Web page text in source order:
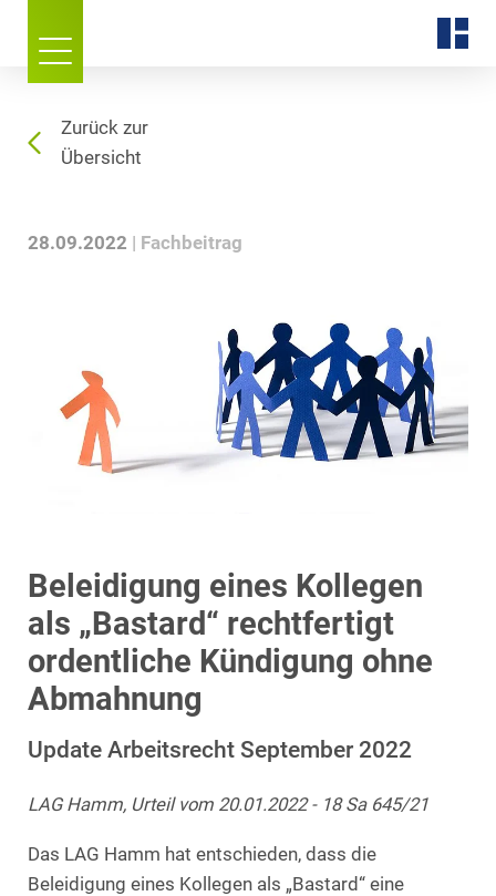
Zurück zur
Übersicht
28.09.2022 Fachbeitrag
Beleidigung eines Kollegen
als „Bastard“ rechtfertigt
ordentliche Kündigung ohne
Abmahnung
Update Arbeitsrecht September 2022
LAG Hamm, Urteil vom 20.01.2022 - 18 Sa 645/21
Das LAG Hamm hat entschieden, dass die
Beleidigung eines Kollegen als „Bastard“ eine